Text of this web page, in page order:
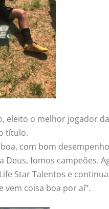
eleito o melhor jogador
título.
com bom
Deus, fomos campeões.
Star Talentos e
coisa boa por aí”.